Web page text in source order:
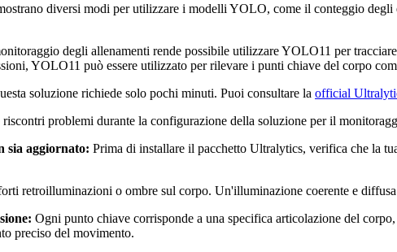
diversi modi per utilizzare i modelli YOLO, come il conteggio
degli allenamenti rende possibile utilizzare YOLO11 per
YOLO11 può essere utilizzato per rilevare i punti chiave del corpo
soluzione richiede solo pochi minuti. Puoi consultare la official
riscontri problemi durante la configurazione della soluzione per il
sia aggiornato: Prima di installare il pacchetto Ultralytics, verifica che la
retroilluminazioni o ombre sul corpo. Un'illuminazione coerente e
Ogni punto chiave corrisponde a una specifica articolazione del
preciso del movimento.